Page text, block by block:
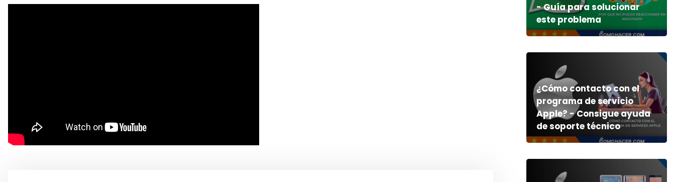
- Guía para solucionar
este problema
¿Cómo contacto con el
programa de servicio
Apple? - Consigue ayuda
de soporte técnico